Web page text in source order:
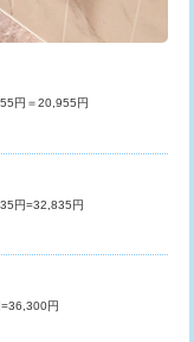
円＝20,955円
円=32,835円
円